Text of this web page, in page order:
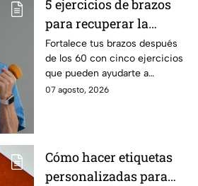
5 ejercicios de brazos
para recuperar la
fuerza después de los
60
Fortalece tus brazos después
de los 60 con cinco ejercicios
que pueden ayudarte a
recuperar fuerza, movilidad y
07 agosto, 2026
Cómo hacer etiquetas
personalizadas para